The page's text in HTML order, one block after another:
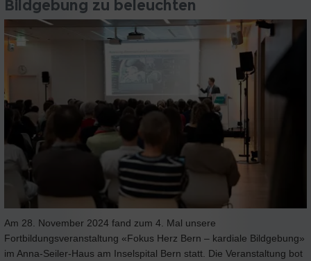
Bildgebung zu beleuchten
Am 28. November 2024 fand zum 4. Mal unsere
Fortbildungsveranstaltung «Fokus Herz Bern – kardiale Bildgebung»
im Anna-Seiler-Haus am Inselspital Bern statt. Die Veranstaltung bot